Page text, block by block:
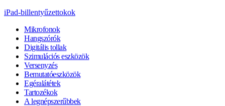
iPad-billentyűzettokok
Mikrofonok
Hangszórók
Digitális tollak
Szimulációs eszközök
Versenyzés
Bemutatóeszközök
Egéralátétek
Tartozékok
A legnépszerűbbek